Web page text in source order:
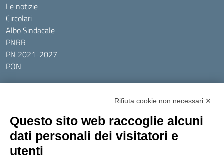
Le notizie
Circolari
Albo Sindacale
PNRR
PN 2021-2027
PON
Tutti gli argomenti
Amministrazione Trasparente
Privacy Policy
Dichiarazione di accessibilitàObiettivi di accessibilità
Seguici su:
Rifiuta cookie non necessari ✕
Questo sito web raccoglie alcuni
dati personali dei visitatori e
utenti